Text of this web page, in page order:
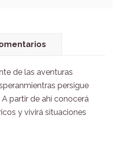
de las aventuras
persigue
partir de ahí conocerá
y vivirá situaciones